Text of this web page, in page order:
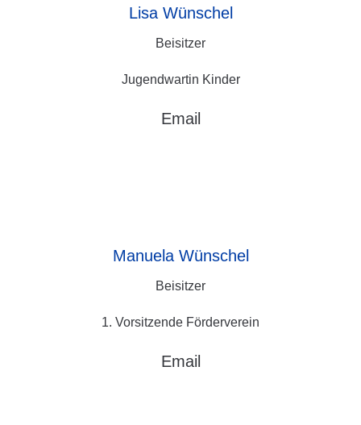
Lisa Wünschel
Beisitzer
Jugendwartin Kinder
Email
Manuela Wünschel
Beisitzer
1. Vorsitzende Förderverein
Email